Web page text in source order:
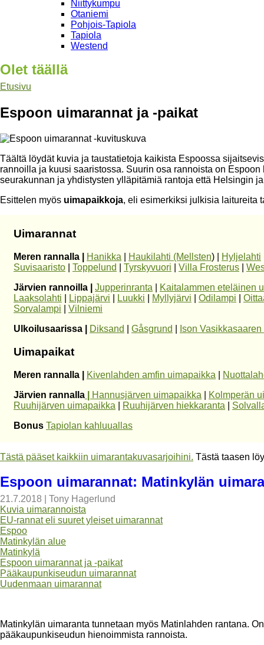
Niittykumpu
Otaniemi
Pohjois-Tapiola
Tapiola
Westend
Olet täällä
Etusivu
Espoon uimarannat ja -paikat
Täältä löydät kuvia ja taustatietoja kaikista Espoossa
rannoilla ja kuusi saaristossa. Suurin osa rannoista on
seurakunnan ja yhdistysten ylläpitämiä rantoja että Helsingin
Esittelen myös uimapaikkoja, eli esimerkiksi julkisia laitureita
Uimarannat
Meren rannalla | Hanikka Haukilahti (Mellsten) | Hyljelahti
Suvisaaristo
Toppelund Tyrskyvuori Villa Frosterus
Järvien rannoilla |
Jupperinranta
Kaitalammen eteläinen
Laaksolahti
Lippajärvi Luukki Myllyjärvi Odilampi
Sorvalampi
Vilniemi
Ulkoilusaarissa |
Diksand Gåsgrund Ison
Uimapaikat
Meren rannalla | Kivenlahden amfin uimapaikka
Järvien rannalla
Hannusjärven uimapaikka
Kolmperän
Ruuhijärven uimapaikka
Ruuhijärven hiekkaranta
Bonus Tapiolan kahluuallas
Tästä pääset kaikkiin uimarantakuvasarjoihini. Tästä taasen
Espoon uimarannat: Matinkylän
21.7.2018
Tony Hagerlund
Kuvia uimarannoista
EU-rannat eli suuret yleiset uimarannat
Espoo
Matinkylän alue
Matinkylä
Espoon uimarannat ja -paikat
Pääkaupunkiseudun uimarannat
Uudenmaan uimarannat
Matinkylän uimaranta tunnetaan myös Matinlahden rantana.
pääkaupunkiseudun hienoimmista rannoista.